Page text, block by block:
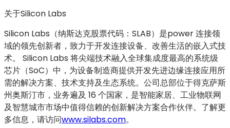
关于Silicon Labs
Silicon Labs（纳斯达克股票代码：SLAB）是power 连接领
域的领先创新者，致力于开发连接设备、改善生活的嵌入式技
术。 Silicon Labs 将尖端技术融入全球集成度最高的系统级
芯片（SoC）中，为设备制造商提供开发先进边缘连接应用所
需的解决方案、技术支持及生态系统。公司总部位于得克萨斯
州奥斯汀市，业务遍及 16 个国家，是智能家居、工业物联网
及智慧城市市场中值得信赖的创新解决方案合作伙伴。了解更
多信息，请访问www.silabs.com。